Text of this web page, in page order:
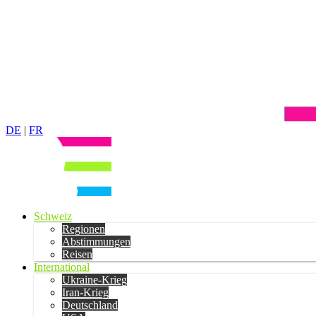
DE | FR
Schweiz
Regionen
Abstimmungen
Reisen
International
Ukraine-Krieg
Iran-Krieg
Deutschland